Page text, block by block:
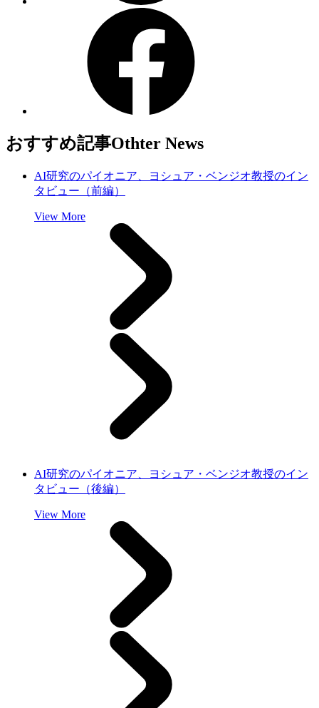
おすすめ記事Othter News
AI研究のパイオニア、ヨシュア・ベンジオ教授のイン
タビュー（前編）
View More
AI研究のパイオニア、ヨシュア・ベンジオ教授のイン
タビュー（後編）
View More